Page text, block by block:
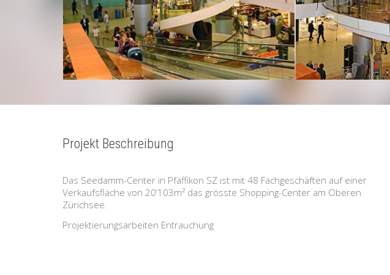
Projekt Beschreibung
Das Seedamm-Center in Pfäffikon SZ ist mit 48 Fachgeschäften auf einer
Verkaufsfläche von 20’103m² das grösste Shopping-Center am Oberen
Zürichsee.
Projektierungsarbeiten Entrauchung